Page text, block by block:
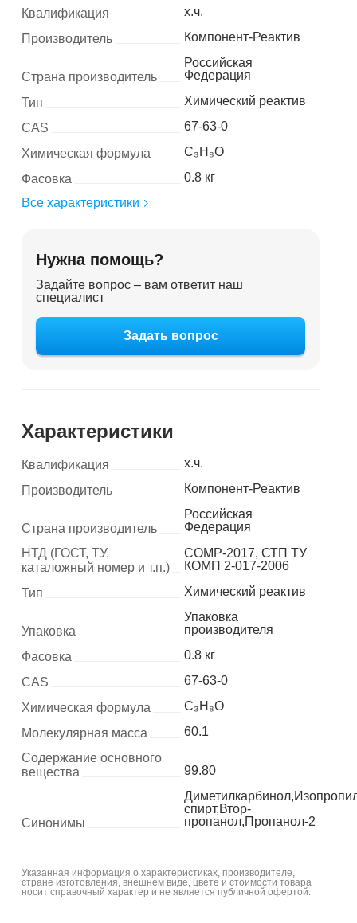
Квалификация
х.ч.
Производитель
Компонент-Реактив
Страна производитель
Российская
Федерация
Тип
Химический реактив
CAS
67-63-0
Химическая формула
C₃H₈O
Фасовка
0.8 кг
Все характеристики
Нужна помощь?
Задайте вопрос – вам ответит наш
специалист
Задать вопрос
Характеристики
Квалификация
х.ч.
Производитель
Компонент-Реактив
Страна производитель
Российская
Федерация
НТД (ГОСТ, ТУ,
каталожный номер и т.п.)
COMP-2017, СТП ТУ
КОМП 2-017-2006
Тип
Химический реактив
Упаковка
Упаковка
производителя
Фасовка
0.8 кг
CAS
67-63-0
Химическая формула
C₃H₈O
Молекулярная масса
60.1
Содержание основного
вещества
99.80
Синонимы
спирт,Втор-
пропанол,Пропанол-2
Указанная информация о характеристиках, производителе,
стране изготовления, внешнем виде, цвете и стоимости товара
носит справочный характер и не является публичной офертой.